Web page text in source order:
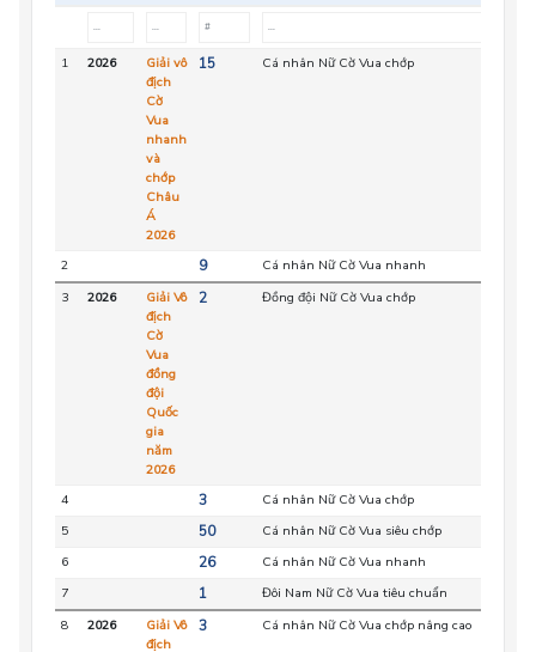
1 2026
Giải vô
địch
Cờ
Vua
nhanh
và
chớp
Châu
Á
2026
15 Cá nhân Nữ Cờ Vua chớp
2 9 Cá nhân Nữ Cờ Vua nhanh
3
2026
Giải Vô
địch
Cờ
Vua
đồng
đội
Quốc
gia
năm
2026
2 Đồng đội Nữ Cờ Vua chớp
4 3 Cá nhân Nữ Cờ Vua chớp
5
50 Cá nhân Nữ Cờ Vua siêu chớp
6
26 Cá nhân Nữ Cờ Vua nhanh
7
1 Đôi Nam Nữ Cờ Vua tiêu chuẩn
8
2026
Giải Vô
địch
3 Cá nhân Nữ Cờ Vua chớp nâng cao